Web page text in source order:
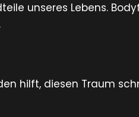
unseres Lebens.
hilft, diesen Traum